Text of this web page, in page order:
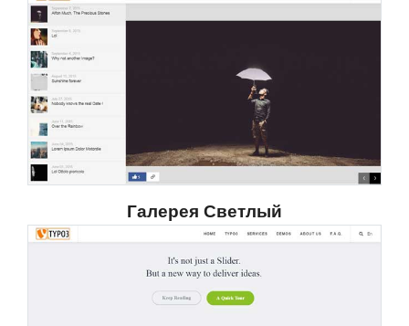
Галерея Светлый